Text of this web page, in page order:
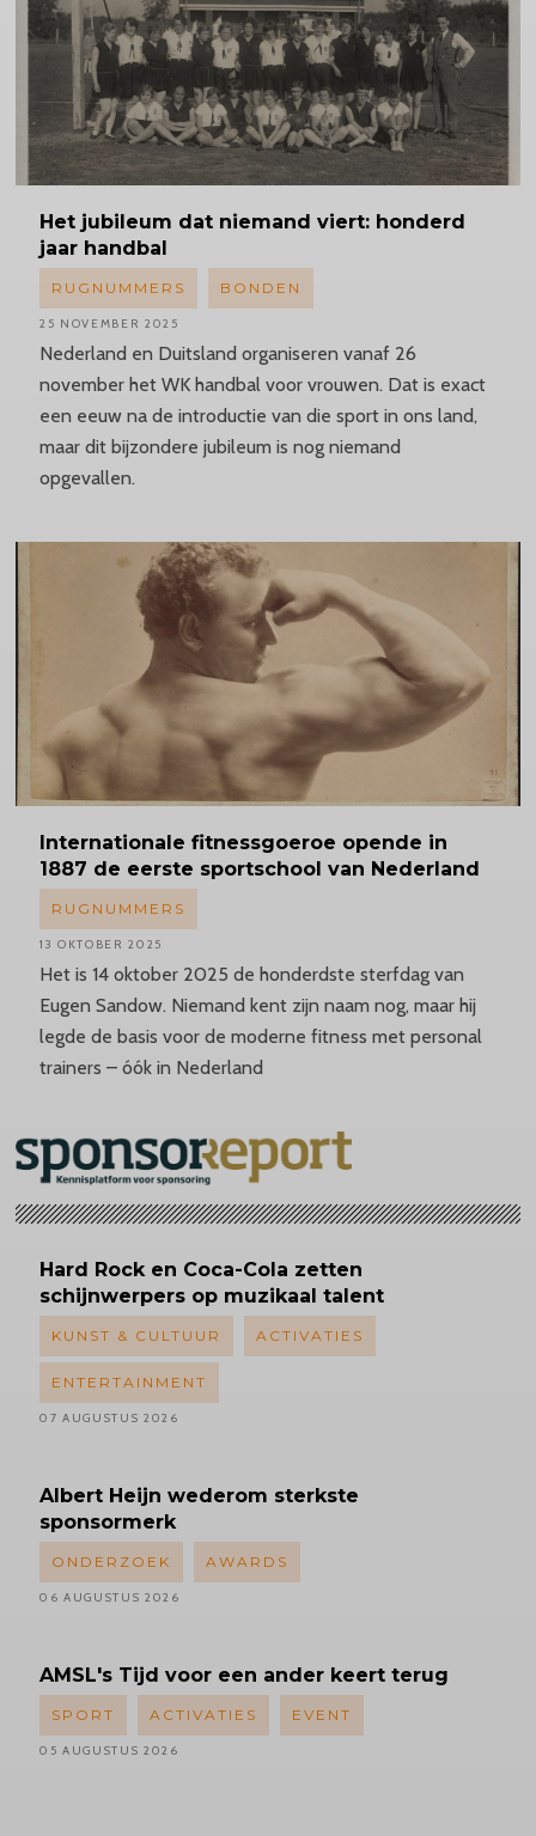
Het jubileum dat niemand viert: honderd
jaar handbal
Nederland en Duitsland organiseren vanaf 26
november het WK handbal voor vrouwen. Dat is exact
een eeuw na de introductie van die sport in ons land,
maar dit bijzondere jubileum is nog niemand
opgevallen.
RUGNUMMERS BONDEN
25 NOVEMBER 2025
Internationale fitnessgoeroe opende in
1887 de eerste sportschool van Nederland
Het is 14 oktober 2025 de honderdste sterfdag van
Eugen Sandow. Niemand kent zijn naam nog, maar hij
legde de basis voor de moderne fitness met personal
trainers – óók in Nederland
RUGNUMMERS
13 OKTOBER 2025
Hard Rock en Coca-Cola zetten
schijnwerpers op muzikaal talent
KUNST & CULTUUR ACTIVATIES
ENTERTAINMENT
07 AUGUSTUS 2026
Albert Heijn wederom sterkste
sponsormerk
ONDERZOEK AWARDS
06 AUGUSTUS 2026
AMSL's Tijd voor een ander keert terug
SPORT ACTIVATIES EVENT
05 AUGUSTUS 2026